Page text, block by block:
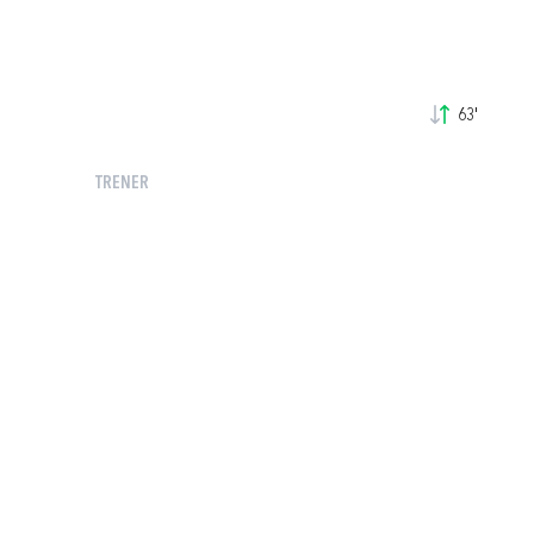
63'
TRENER